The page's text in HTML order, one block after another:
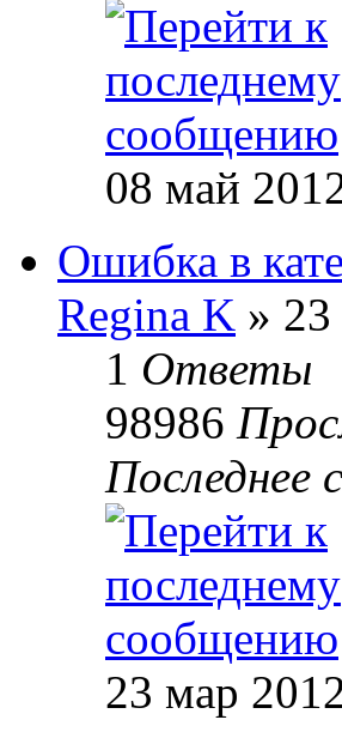
08 май
Ошибка в
Regina K »
1 Ответы
98986
Последнее
23 мар